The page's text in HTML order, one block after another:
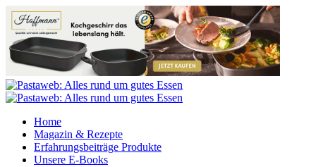
Home
Magazin & Rezepte
Erfahrungsbeiträge Produkte
Unsere E-Books